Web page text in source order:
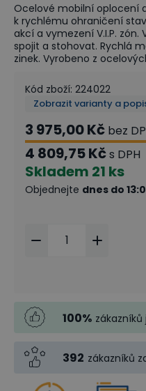
Ocelové mobilní oplocení
k rychlému ohraničení
akcí a vymezení V.I.P. zón.
spojit a stohovat. Rychlá
zinek. Vyrobeno z
Kód zboží: 224022
Zobrazit varianty a
3 975,00 Kč bez
4 809,75 Kčs DPH
Skladem 21 ks
Objednejte dnes do
100%
392 zákazníků